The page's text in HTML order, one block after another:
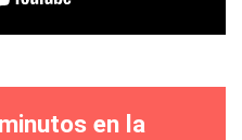
en la